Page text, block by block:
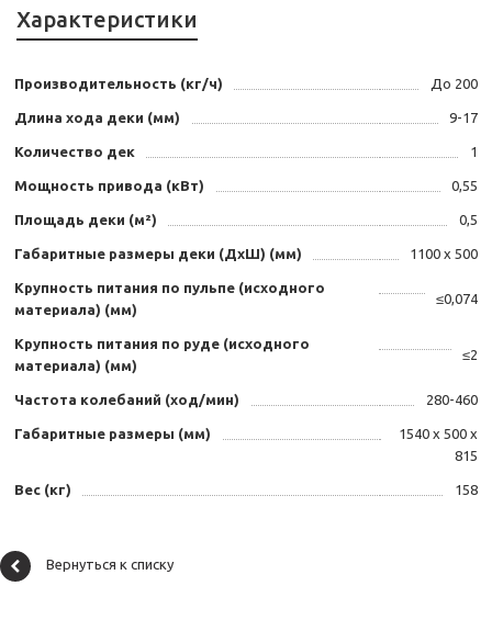
Характеристики
Производительность (кг/ч) До 200
Длина хода деки (мм) 9-17
Количество дек 1
Мощность привода (кВт) 0,55
Площадь деки (м²) 0,5
Габаритные размеры деки (ДхШ) (мм) 1100 х 500
Крупность питания по пульпе (исходного
материала) (мм)
≤0,074
Крупность питания по руде (исходного
материала) (мм)
≤2
Частота колебаний (ход/мин) 280-460
Габаритные размеры (мм)
1540 х 500 х
815
Вес (кг) 158
Вернуться к списку